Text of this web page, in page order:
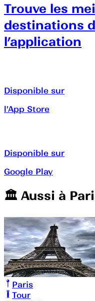
Trouve les
destinations
l’application
Disponible sur
l'App Store
Disponible sur
Google Play
🏛️️ Aussi à
Paris
Tour